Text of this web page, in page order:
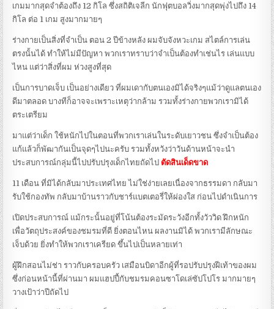
เกมมากสุดจำต้องถึง 12 กิโล ซึ่งสถิติเจลีก นักฟุตบอลวิ่งมากสุดพุ่งไปถึง 14
กิโล ต่อ 1 เกม สูงมากมายๆ
ร่างกายเป็นสิ่งที่จำเป็น ตอน 2 ปีข้างหลัง ผมจับจังหวะเกม สไตล์การเล่น
ตรงนั้นได้ ทำให้ไม่มีปัญหา พวกเราทราบว่าจำเป็นต้องทำเช่นไร เล่นแบบ
ไหน แต่ว่าสิ่งที่ผม ห่วงสูงที่สุด
เป็นการบาดเจ็บ เป็นอย่างเดียว ที่ผมเดากับตนเองมิได้จริงๆแม้ว่าดูแลตนเอง
ดีมาตลอด บางทีก็อาจจะเพราะเหตุว่ากล้าม รวมทั้งร่างกายพวกเรามิได้
ตระเตรียม
มาแต่ว่าเด็ก ใช้หนักไปในตอนที่พวกเราเล่นในระดับเยาวชน ซึ่งจำเป็นต้อง
แก้แล้วก็พัฒากันเป็นจุดๆไปนะครับ รวมทั้งหวังว่าวันด้านหน้าจะนำ
ประสบการณ์กลุ่มนี้ไปปรับปรุงเด็กไทยถัดไป ตัดสินเด็ดขาด
11 เดือน ที่มิได้กลับมาประเทศไทย ไม่ใช่ง่ายเลยเนื่องจากธรรมดา กลับมา
รับใช้กองทัพ กลับมาบ้านราวกับชาร์แบตเตอรี่ให้ผ่องใส ก่อนไปดำเนินการ
เปิดประสบการณ์ แม้กระนั้นอยู่ที่โน้นต้องระมัดระวังอีกทั้งวัววิด ฝึกหนัก
เพื่อวัตถุประสงค์ของชมรมที่ดี ยิ่งตอนไหน ผลงานมิได้ พวกเรามีลักษณะ
เจ็บด้วย ยิ่งทำให้พวกเราเครียด ขึ้นไปเป็นหลายเท่า
ผู้ฝึกสอนไม่ช่า ราวกับครอบครัว เสมือนบิดาอีกผู้ที่รอปรับปรุงฝีเท้าของผม
ซึ่งก่อนหน้านี้ที่ผ่านมา ผมแฮปปี้กับชมรมคอนซาโดเล่ซัปโปโร มากมายๆ
วางเป้าว่าปีถัดไป